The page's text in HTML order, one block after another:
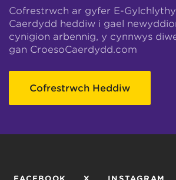
Cofrestrwch ar gyfer E-
Caerdydd heddiw i gael
cynigion arbennig, y cynnwys
gan CroesoCaerdydd.com
Cofrestrwch Heddiw